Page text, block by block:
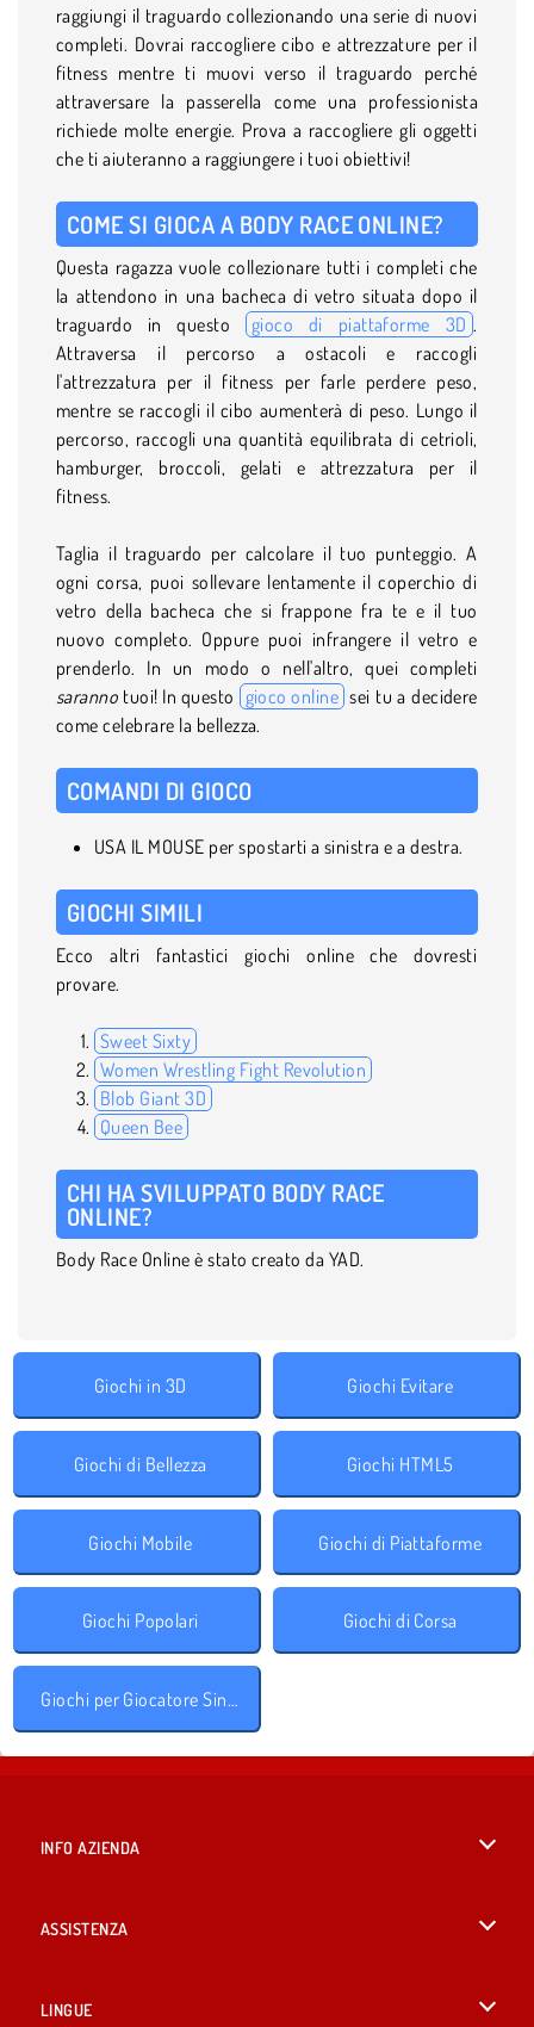
raggiungi il traguardo collezionando una serie di nuovi
completi. Dovrai raccogliere cibo e attrezzature per il
fitness mentre ti muovi verso il traguardo perché
attraversare la passerella come una professionista
richiede molte energie. Prova a raccogliere gli oggetti
che ti aiuteranno a raggiungere i tuoi obiettivi!
COME SI GIOCA A BODY RACE ONLINE?
Questa ragazza vuole collezionare tutti i completi che
la attendono in una bacheca di vetro situata dopo il
traguardo in questo
gioco di piattaforme 3D .
Attraversa il percorso a ostacoli e raccogli
l'attrezzatura per il fitness per farle perdere peso,
mentre se raccogli il cibo aumenterà di peso. Lungo il
percorso, raccogli una quantità equilibrata di cetrioli,
hamburger, broccoli, gelati e attrezzatura per il
fitness.
Taglia il traguardo per calcolare il tuo punteggio. A
ogni corsa, puoi sollevare lentamente il coperchio di
vetro della bacheca che si frappone fra te e il tuo
nuovo completo. Oppure puoi infrangere il vetro e
prenderlo. In un modo o nell'altro, quei completi
saranno tuoi! In questo gioco online sei tu a decidere
come celebrare la bellezza.
COMANDI DI GIOCO
USA IL MOUSE per spostarti a sinistra e a destra.
GIOCHI SIMILI
Ecco altri fantastici giochi online che dovresti
provare.
Sweet Sixty
Women Wrestling Fight Revolution
Blob Giant 3D
Queen Bee
CHI HA SVILUPPATO BODY RACE
ONLINE?
Body Race Online è stato creato da YAD.
Giochi in 3D Giochi Evitare
Giochi di Bellezza Giochi HTML5
Giochi Mobile Giochi di Piattaforme
Giochi Popolari Giochi di Corsa
Giochi per Giocatore Singolo
INFO AZIENDA
ASSISTENZA
LINGUE